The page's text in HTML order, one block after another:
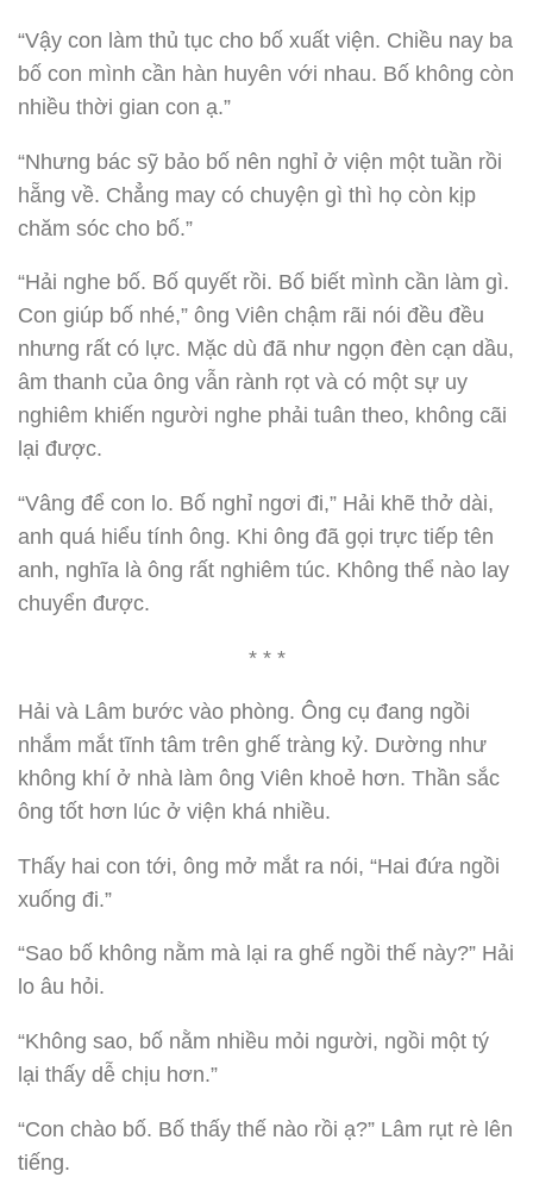
“Vậy con làm thủ tục cho bố xuất viện. Chiều nay ba
bố con mình cần hàn huyên với nhau. Bố không còn
nhiều thời gian con ạ.”
“Nhưng bác sỹ bảo bố nên nghỉ ở viện một tuần rồi
hẵng về. Chẳng may có chuyện gì thì họ còn kịp
chăm sóc cho bố.”
“Hải nghe bố. Bố quyết rồi. Bố biết mình cần làm gì.
Con giúp bố nhé,” ông Viên chậm rãi nói đều đều
nhưng rất có lực. Mặc dù đã như ngọn đèn cạn dầu,
âm thanh của ông vẫn rành rọt và có một sự uy
nghiêm khiến người nghe phải tuân theo, không cãi
lại được.
“Vâng để con lo. Bố nghỉ ngơi đi,” Hải khẽ thở dài,
anh quá hiểu tính ông. Khi ông đã gọi trực tiếp tên
anh, nghĩa là ông rất nghiêm túc. Không thể nào lay
chuyển được.
* * *
Hải và Lâm bước vào phòng. Ông cụ đang ngồi
nhắm mắt tĩnh tâm trên ghế tràng kỷ. Dường như
không khí ở nhà làm ông Viên khoẻ hơn. Thần sắc
ông tốt hơn lúc ở viện khá nhiều.
Thấy hai con tới, ông mở mắt ra nói, “Hai đứa ngồi
xuống đi.”
“Sao bố không nằm mà lại ra ghế ngồi thế này?” Hải
lo âu hỏi.
“Không sao, bố nằm nhiều mỏi người, ngồi một tý
lại thấy dễ chịu hơn.”
“Con chào bố. Bố thấy thế nào rồi ạ?” Lâm rụt rè lên
tiếng.